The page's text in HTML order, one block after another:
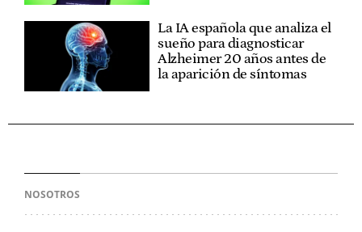
La IA española que analiza el
sueño para diagnosticar
Alzheimer 20 años antes de
la aparición de síntomas
NOSOTROS